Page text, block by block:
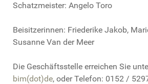
Schatzmeister: Angelo Toro
Beisitzerinnen: Friederike Jakob,
Susanne Van der Meer
Die Geschäftsstelle erreichen Sie
bim(dot)de, oder Telefon: 0152 /